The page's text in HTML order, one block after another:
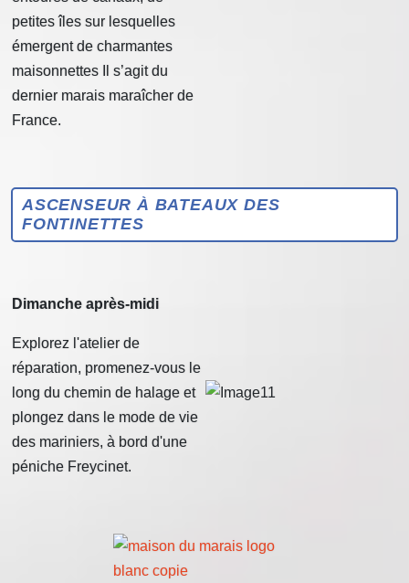
petites îles sur lesquelles
émergent de charmantes
maisonnettes Il s’agit du
dernier marais maraîcher de
France.
ASCENSEUR À BATEAUX DES
FONTINETTES
Dimanche après-midi
Explorez l'atelier de
réparation, promenez-vous le
long du chemin de halage et
plongez dans le mode de vie
des mariniers, à bord d'une
péniche Freycinet.